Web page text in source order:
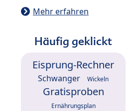
Mehr erfahren
Häufig geklickt
Eisprung-Rechner
Schwanger Wickeln
Gratisproben
Ernährungsplan